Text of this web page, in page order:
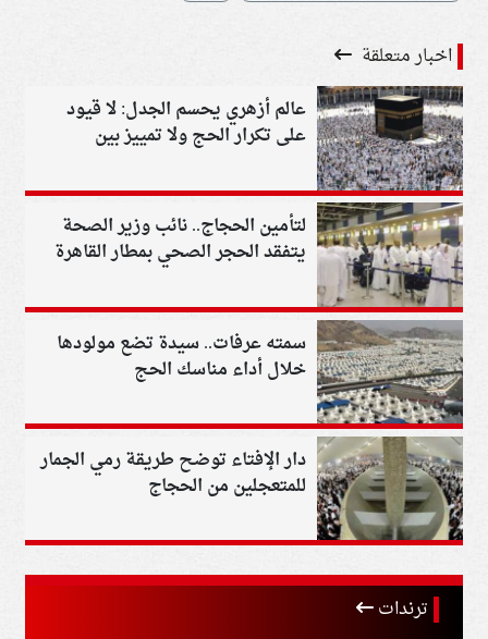
اخبار متعلقة
عالم أزهري يحسم الجدل: لا قيود
على تكرار الحج ولا تمييز بين
لتأمين الحجاج.. نائب وزير الصحة
يتفقد الحجر الصحي بمطار القاهرة
سمته عرفات.. سيدة تضع مولودها
خلال أداء مناسك الحج
دار الإفتاء توضح طريقة رمي الجمار
للمتعجلين من الحجاج
ترندات